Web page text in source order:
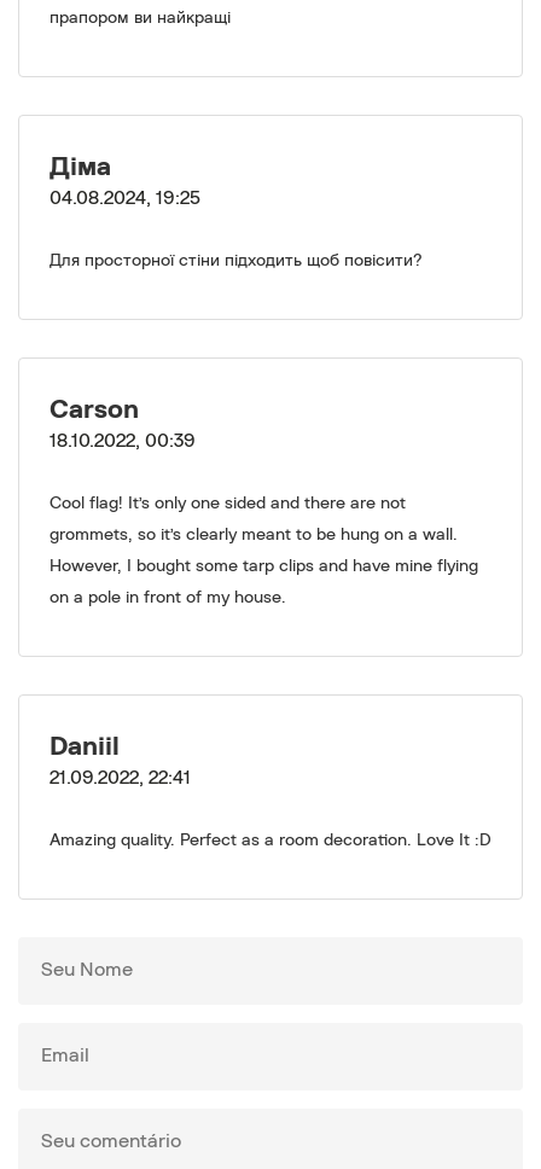
прапором ви найкращі
Діма
04.08.2024, 19:25
Для просторної стіни підходить щоб повісити?
Carson
18.10.2022, 00:39
Cool flag! It’s only one sided and there are not
grommets, so it’s clearly meant to be hung on a wall.
However, I bought some tarp clips and have mine flying
on a pole in front of my house.
Daniil
21.09.2022, 22:41
Amazing quality. Perfect as a room decoration. Love It :D